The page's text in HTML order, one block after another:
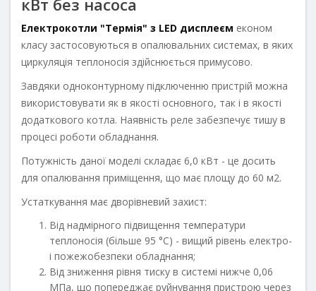
Електрокотли "Термія" з LED дисплеєм економ
класу застосовуються в опалювальних системах, в яких
циркуляція теплоносія здійснюється примусово.
Завдяки одноконтурному підключенню пристрій можна
використовувати як в якості основного, так і в якості
додаткового котла. Наявність реле забезпечує тишу в
процесі роботи обладнання.
Потужність даної моделі складає 6,0 кВт - це досить
для опалювання приміщення, що має площу до 60 м2.
Устаткування має дворівневий захист:
Від надмірного підвищення температури
теплоносія (більше 95 °С) - вищий рівень електро-
і пожежобезпеки обладнання;
Від зниження рівня тиску в системі нижче 0,06
МПа, що попереджає руйнування пристрою через